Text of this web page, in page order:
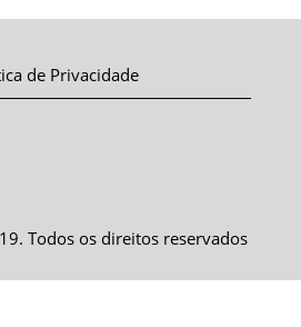
de Privacidade
Todos os direitos reservados